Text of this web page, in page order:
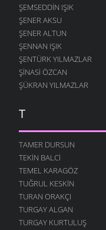
ŞEMSEDDIN IŞIK
ŞENER AKSU
ŞENER ALTUN
ŞENNAN IŞIK
ŞENTÜRK YILMAZLAR
ŞINASI ÖZCAN
ŞÜKRAN YILMAZLAR
T
TAMER DURSUN
TEKIN BALCI
TEMEL KARAGÖZ
TUĞRUL KESKIN
TURAN ORAKÇI
TURGAY ALGAN
TURGAY KURTULUŞ